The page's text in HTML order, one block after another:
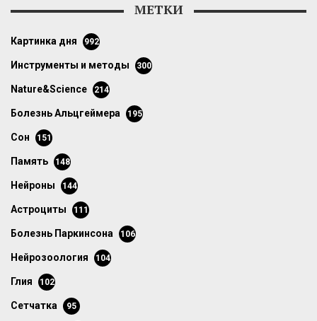
МЕТКИ
картинка дня 992
инструменты и методы 300
Nature&Science 214
болезнь Альцгеймера 195
сон 151
память 148
нейроны 144
астроциты 111
болезнь Паркинсона 106
нейрозоология 104
глия 102
сетчатка 95